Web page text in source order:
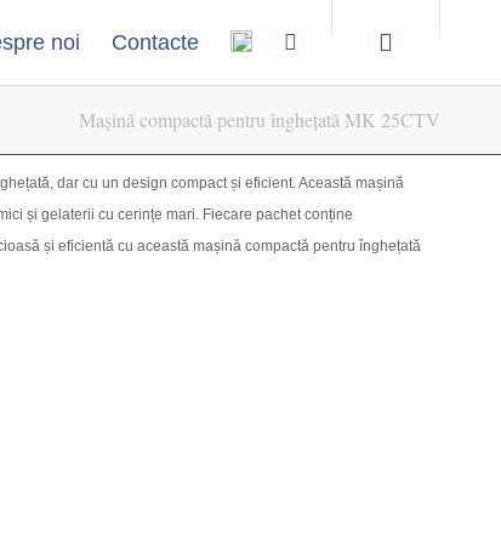
noi Contacte
Mașină compactă pentru înghețată MK 25CTV
dar cu un design compact și eficient. Această mașină
și gelaterii cu cerințe mari. Fiecare pachet conține
și eficientă cu această mașină compactă pentru înghețată